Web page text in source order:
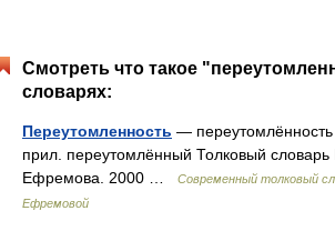
Смотреть что такое
словарях:
Переутомленность —
прил. переутомлённый Толковый
Ефремова. 2000 …
Современный толковый
Ефремовой